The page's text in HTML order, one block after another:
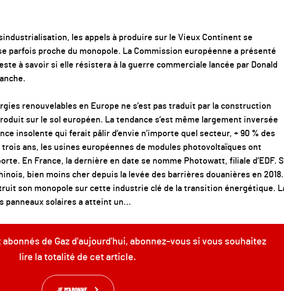
les appels à produire sur le Vieux Continent se
parfois proche du monopole. La Commission européenne a présenté
à savoir si elle résistera à la guerre commerciale lancée par Donald
renouvelables en Europe ne s’est pas traduit par la construction
sur le sol européen. La tendance s’est même largement inversée
insolente qui ferait pâlir d’envie n’importe quel secteur, + 90 % des
ans, les usines européennes de modules photovoltaïques ont
En France, la dernière en date se nomme Photowatt, filiale d’EDF.
bien moins cher depuis la levée des barrières douanières en 2018.
son monopole sur cette industrie clé de la transition énergétique.
panneaux solaires a atteint un...
de Gaz d'aujourd'hui, abonnez-vous si vous souhaitez
lire la totalité de cet article.